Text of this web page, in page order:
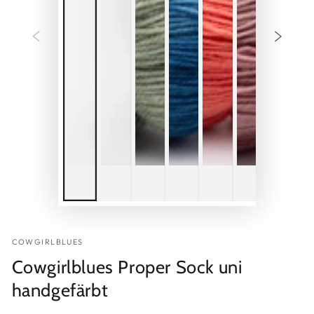
COWGIRLBLUES
Cowgirlblues Proper Sock uni
handgefärbt